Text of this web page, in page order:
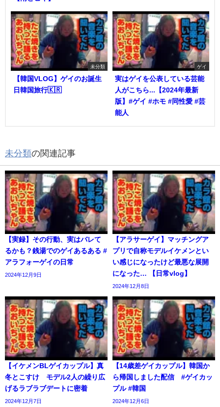
未分類
【韓国VLOG】ゲイのお誕生
日韓国旅行🇰🇷
ゲイ
実はゲイを公表している芸能
人がこちら...【2024年最新
版】#ゲイ #ホモ #同性愛 #芸
能人
未分類の関連記事
【実録】その行動、実はバレて
るかも？銭湯でのゲイあるある #
アラフォーゲイの日常
2024年12月9日
【アラサーゲイ】マッチングア
プリで自称モデルイケメンとい
い感じになったけど最悪な展開
になった… 【日常vlog】
2024年12月8日
【イケメンBLゲイカップル】真
冬とこすけ モデル2人の繰り広
げるラブラブデートに密着
2024年12月7日
【14歳差ゲイカップル】韓国か
ら帰国しました配信 #ゲイカッ
プル #韓国
2024年12月6日